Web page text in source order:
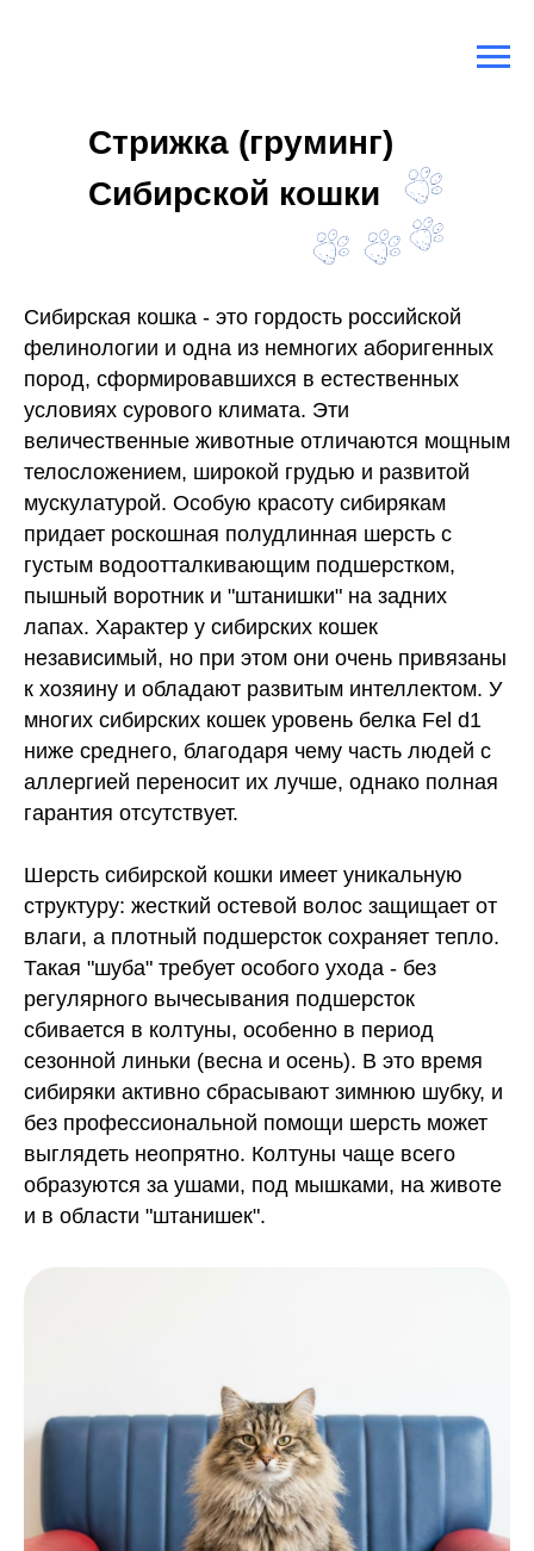
Стрижка (груминг)
Сибирской кошки
Сибирская кошка - это гордость российской
фелинологии и одна из немногих аборигенных
пород, сформировавшихся в естественных
условиях сурового климата. Эти
величественные животные отличаются мощным
телосложением, широкой грудью и развитой
мускулатурой. Особую красоту сибирякам
придает роскошная полудлинная шерсть с
густым водоотталкивающим подшерстком,
пышный воротник и "штанишки" на задних
лапах. Характер у сибирских кошек
независимый, но при этом они очень привязаны
к хозяину и обладают развитым интеллектом. У
многих сибирских кошек уровень белка Fel d1
ниже среднего, благодаря чему часть людей с
аллергией переносит их лучше, однако полная
гарантия отсутствует.
Шерсть сибирской кошки имеет уникальную
структуру: жесткий остевой волос защищает от
влаги, а плотный подшерсток сохраняет тепло.
Такая "шуба" требует особого ухода - без
регулярного вычесывания подшерсток
сбивается в колтуны, особенно в период
сезонной линьки (весна и осень). В это время
сибиряки активно сбрасывают зимнюю шубку, и
без профессиональной помощи шерсть может
выглядеть неопрятно. Колтуны чаще всего
образуются за ушами, под мышками, на животе
и в области "штанишек".